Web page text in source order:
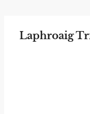
Laphroaig